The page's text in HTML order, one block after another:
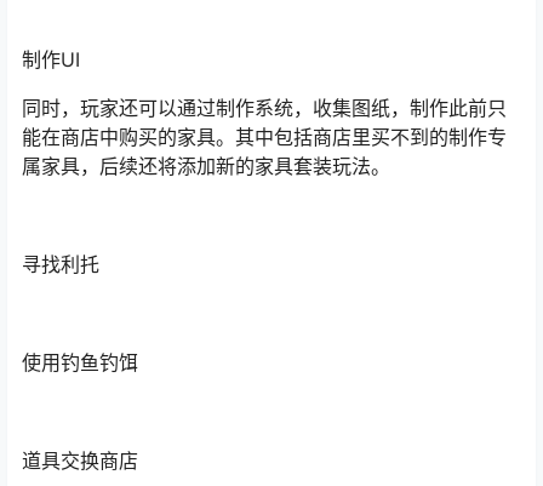
制作UI
同时，玩家还可以通过制作系统，收集图纸，制作此前只
能在商店中购买的家具。其中包括商店里买不到的制作专
属家具，后续还将添加新的家具套装玩法。
寻找利托
使用钓鱼钓饵
道具交换商店